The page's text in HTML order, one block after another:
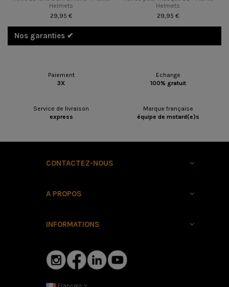
Helmets
29,95 €
Helmets
29,95 €
Nos garanties ✔︎
Paiement
3X
Echange
100% gratuit
Service de livraison
express
Marque française
équipe de motard(e)s
CONTACTEZ-NOUS
A PROPOS
INFORMATIONS
Français